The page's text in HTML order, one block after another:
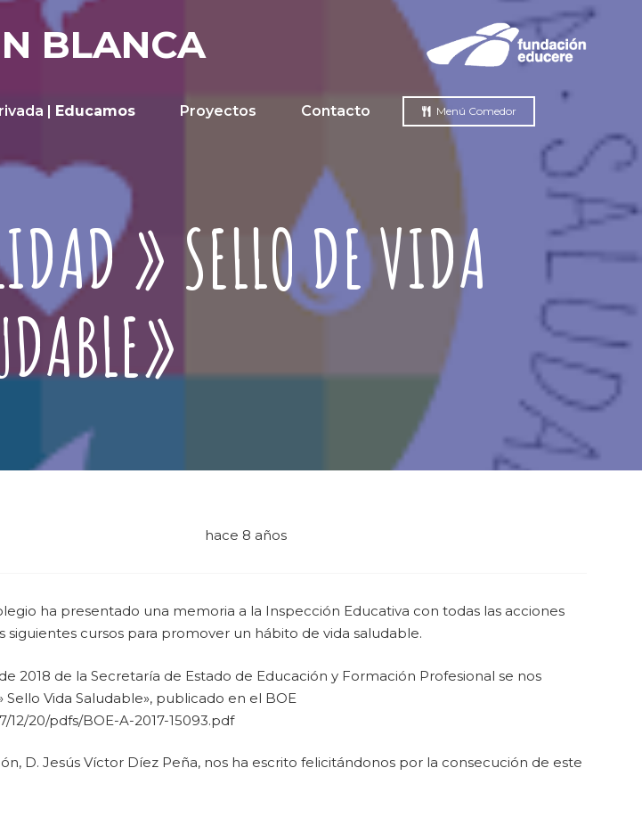
BLANCA
| Educamos Proyectos Contacto Menú Comedor
» SELLO DE VIDA
hace 8 años
ha presentado una memoria a la Inspección Educativa con todas las acciones
siguientes cursos para promover un hábito de vida saludable.
2018 de la Secretaría de Estado de Educación y Formación Profesional se nos
Vida Saludable», publicado en el BOE
20/pdfs/BOE-A-2017-15093.pdf
D. Jesús Víctor Díez Peña, nos ha escrito felicitándonos por la consecución de este